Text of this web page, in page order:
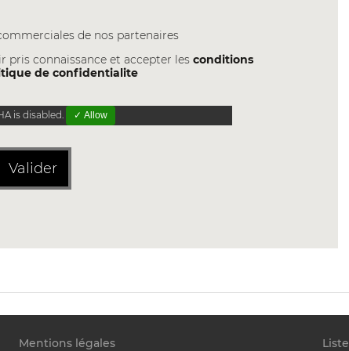
de nos partenaires
pris connaissance et accepter lesconditions
de confidentialite
is disabled. ✓ Allow
Valider
Mentions légales